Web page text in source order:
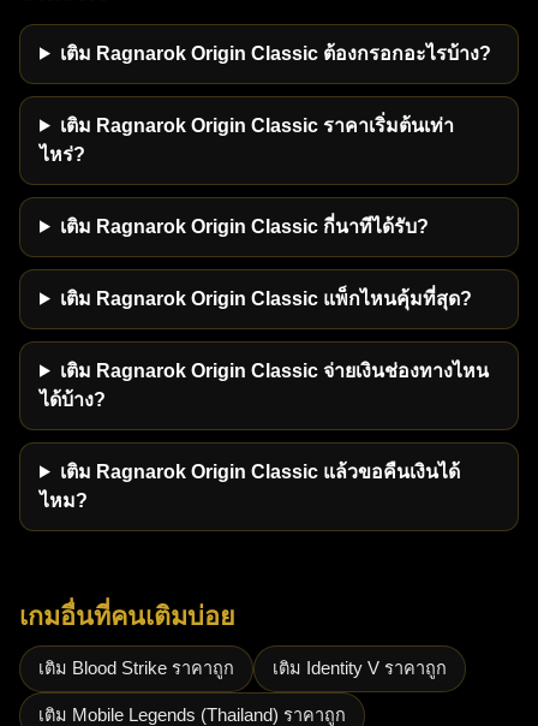
เติม Ragnarok Origin Classic ต้องกรอกอะไรบ้าง?
เติม Ragnarok Origin Classic ราคาเริ่มต้นเท่า
ไหร่?
เติม Ragnarok Origin Classic กี่นาทีได้รับ?
เติม Ragnarok Origin Classic แพ็กไหนคุ้มที่สุด?
เติม Ragnarok Origin Classic จ่ายเงินช่องทางไหน
ได้บ้าง?
เติม Ragnarok Origin Classic แล้วขอคืนเงินได้
ไหม?
เกมอื่นที่คนเติมบ่อย
เติม Blood Strike ราคาถูก เติม Identity V ราคาถูก
เติม Mobile Legends (Thailand) ราคาถูก